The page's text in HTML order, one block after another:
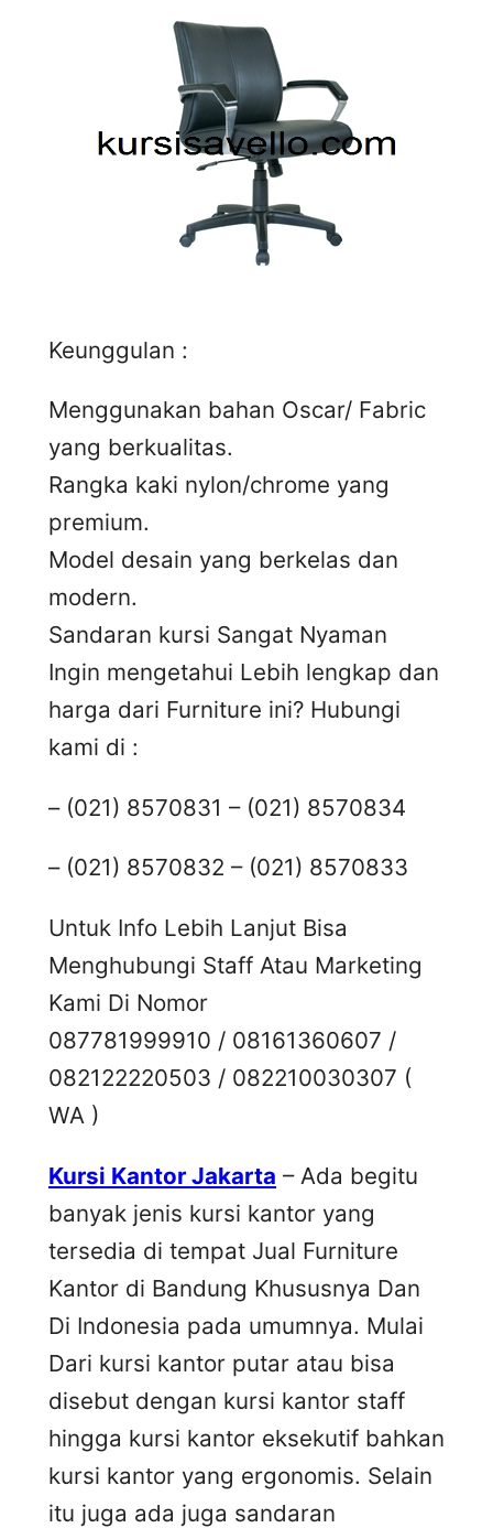
Keunggulan :
Menggunakan bahan Oscar/ Fabric
yang berkualitas.
Rangka kaki nylon/chrome yang
premium.
Model desain yang berkelas dan
modern.
Sandaran kursi Sangat Nyaman
Ingin mengetahui Lebih lengkap dan
harga dari Furniture ini? Hubungi
kami di :
– (021) 8570831 – (021) 8570834
– (021) 8570832 – (021) 8570833
Untuk Info Lebih Lanjut Bisa
Menghubungi Staff Atau Marketing
Kami Di Nomor
087781999910 / 08161360607 /
082122220503 / 082210030307 (
WA )
Kursi Kantor Jakarta – Ada begitu
banyak jenis kursi kantor yang
tersedia di tempat Jual Furniture
Kantor di Bandung Khususnya Dan
Di Indonesia pada umumnya. Mulai
Dari kursi kantor putar atau bisa
disebut dengan kursi kantor staff
hingga kursi kantor eksekutif bahkan
kursi kantor yang ergonomis. Selain
itu juga ada juga sandaran